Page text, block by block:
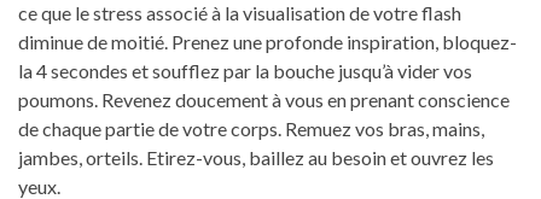
ce que le stress associé à la visualisation de votre flash
diminue de moitié. Prenez une profonde inspiration, bloquez-
la 4 secondes et soufflez par la bouche jusqu’à vider vos
poumons. Revenez doucement à vous en prenant conscience
de chaque partie de votre corps. Remuez vos bras, mains,
jambes, orteils. Etirez-vous, baillez au besoin et ouvrez les
yeux.